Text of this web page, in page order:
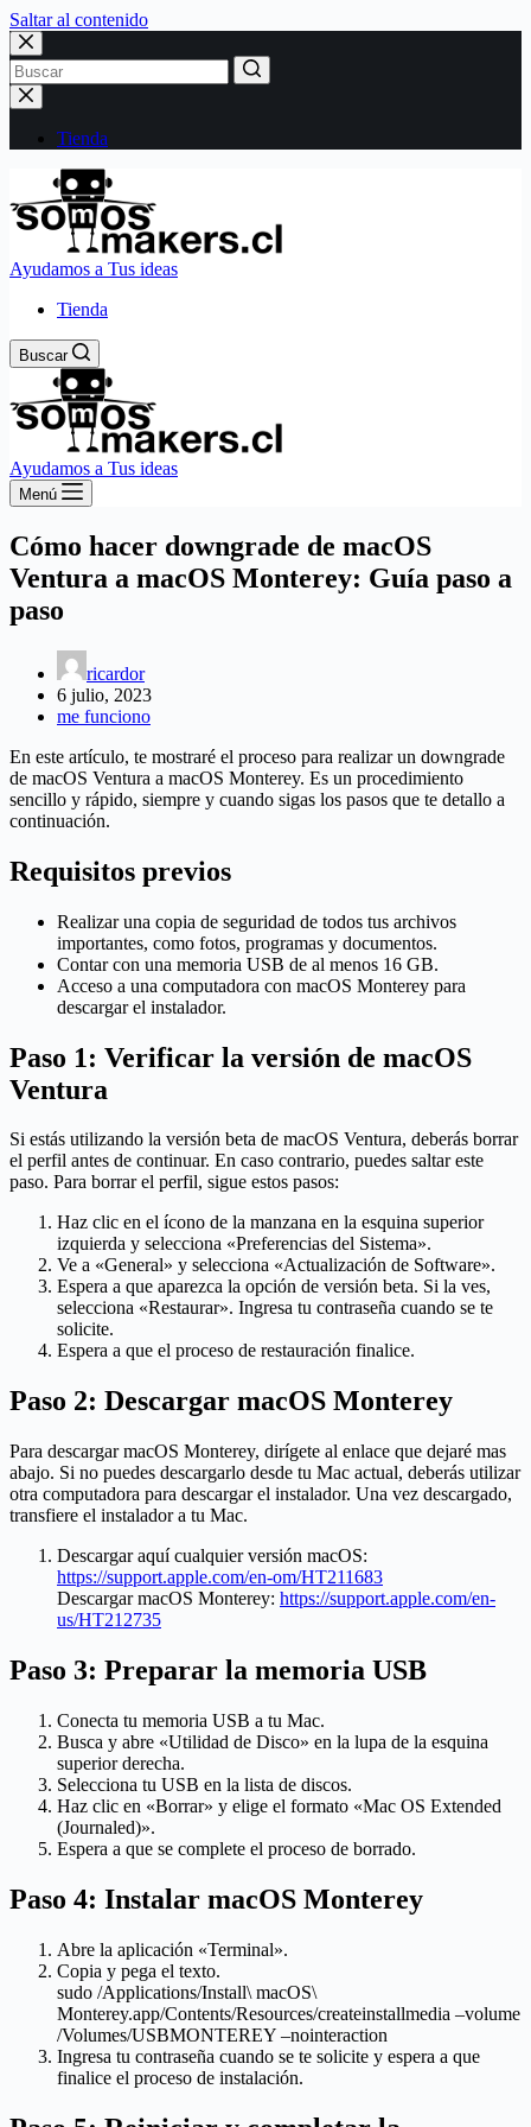
Saltar al contenido
Sin
resultados
Tienda
Ayudamos a Tus ideas
Tienda
Buscar
Ayudamos a Tus ideas
Menú
Cómo hacer downgrade de macOS
Ventura a macOS Monterey: Guía paso a
paso
ricardor
6 julio, 2023
me funciono
En este artículo, te mostraré el proceso para realizar un downgrade
de macOS Ventura a macOS Monterey. Es un procedimiento
sencillo y rápido, siempre y cuando sigas los pasos que te detallo a
continuación.
Requisitos previos
Realizar una copia de seguridad de todos tus archivos
importantes, como fotos, programas y documentos.
Contar con una memoria USB de al menos 16 GB.
Acceso a una computadora con macOS Monterey para
descargar el instalador.
Paso 1: Verificar la versión de macOS
Ventura
Si estás utilizando la versión beta de macOS Ventura, deberás borrar
el perfil antes de continuar. En caso contrario, puedes saltar este
paso. Para borrar el perfil, sigue estos pasos:
Haz clic en el ícono de la manzana en la esquina superior
izquierda y selecciona «Preferencias del Sistema».
Ve a «General» y selecciona «Actualización de Software».
Espera a que aparezca la opción de versión beta. Si la ves,
selecciona «Restaurar». Ingresa tu contraseña cuando se te
solicite.
Espera a que el proceso de restauración finalice.
Paso 2: Descargar macOS Monterey
Para descargar macOS Monterey, dirígete al enlace que dejaré mas
abajo. Si no puedes descargarlo desde tu Mac actual, deberás utilizar
otra computadora para descargar el instalador. Una vez descargado,
transfiere el instalador a tu Mac.
Descargar aquí cualquier versión macOS:
https://support.apple.com/en-om/HT211683
Descargar macOS Monterey: https://support.apple.com/en-
us/HT212735
Paso 3: Preparar la memoria USB
Conecta tu memoria USB a tu Mac.
Busca y abre «Utilidad de Disco» en la lupa de la esquina
superior derecha.
Selecciona tu USB en la lista de discos.
Haz clic en «Borrar» y elige el formato «Mac OS Extended
(Journaled)».
Espera a que se complete el proceso de borrado.
Paso 4: Instalar macOS Monterey
Abre la aplicación «Terminal».
Copia y pega el texto.
sudo /Applications/Install\ macOS\
Monterey.app/Contents/Resources/createinstallmedia –volume
/Volumes/USBMONTEREY –nointeraction
Ingresa tu contraseña cuando se te solicite y espera a que
finalice el proceso de instalación.